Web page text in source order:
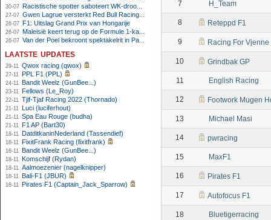
30-07 Racistische spotter saboteert WK-droom van powerliftster
27-07 Gwen Lagrue versterkt Red Bull Racing vanaf 2027
26-07 F1: Uitslag Grand Prix van Hongarije
26-07 Maleisië keert terug op de Formule 1-kalender in 2026
26-07 Van der Poel bekroont spektakelrit in Parijs met nipte zege; eindzege Pogacar
laatste updates
29-11 Qwox racing (qwox)
27-11 PPL F1 (PPL)
24-11 Bandit Weelz (GunBee...)
23-11 Fellows (Le_Roy)
22-11 Tjif-Tjaf Racing 2022 (Thornado)
21-11 Luci (luciferhout)
21-11 Spa Eau Rouge (budha)
21-11 F1 AP (Bart30)
18-11 DatditkaninNederland (Tassendief)
18-11 FixitFrank Racing (fixitfrank)
18-11 Bandit Weelz (GunBee...)
18-11 Komschijf (Rydan)
18-11 Aalmoezenier (nagelknipper)
18-11 Bali-F1 (JBUR)
18-11 Pirates F1 (Captain_Jack_Sparrow)
7 H_Team
8 Reteppd F1
9 Racing For Vjenne
10 Grindbak GP
11 English Racing
12 Footwork Mugen
13 Michael Masi
14 pwracing
15 MaxF1
16 Pirates F1
17 Autofocus F1
18 Bluetigerracing